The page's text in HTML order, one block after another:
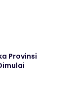
Provinsi